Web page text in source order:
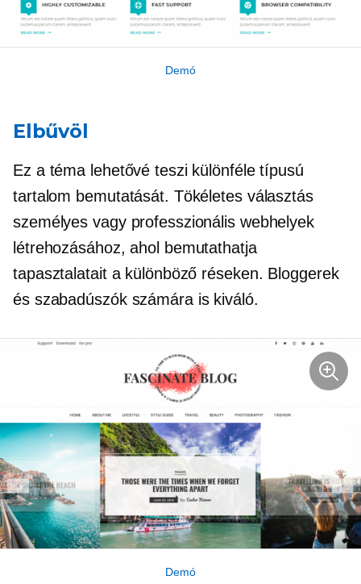
Demó
Elbűvöl
Ez a téma lehetővé teszi különféle típusú
tartalom bemutatását. Tökéletes választás
személyes vagy professzionális webhelyek
létrehozásához, ahol bemutathatja
tapasztalatait a különböző réseken. Bloggerek
és szabadúszók számára is kiváló.
Demó